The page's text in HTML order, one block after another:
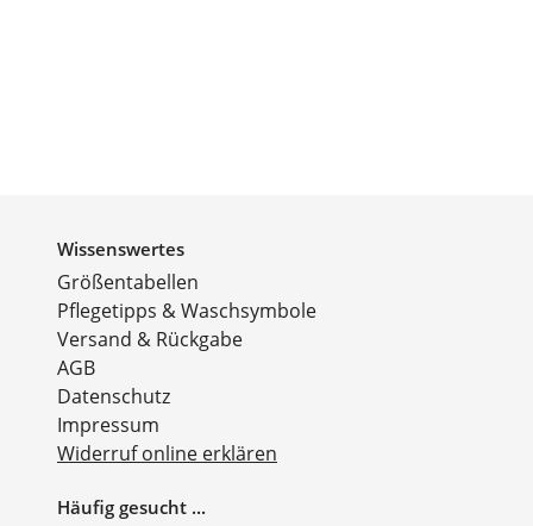
Wissenswertes
Größentabellen
Pflegetipps & Waschsymbole
Versand & Rückgabe
AGB
Datenschutz
Impressum
Widerruf online erklären
Häufig gesucht ...